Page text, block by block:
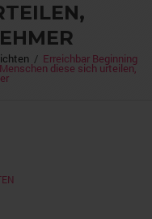
/ Erreichbar Beginning
diese sich urteilen,